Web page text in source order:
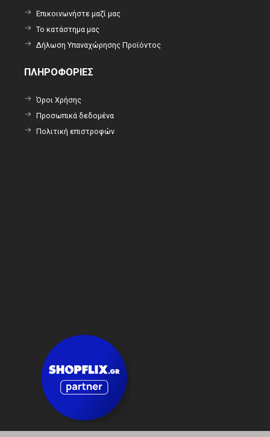
Επικοινωνήστε μαζί μας
Το κατάστημα μας
Δήλωση Υπαναχώρησης Προϊόντος
ΠΛΗΡΟΦΟΡΙΕΣ
Όροι Χρήσης
Προσωπικά δεδομένα
Πολιτική επιστροφών